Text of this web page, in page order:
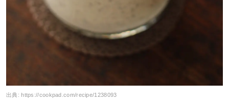
出典:https://cookpad.com/recipe/1238093